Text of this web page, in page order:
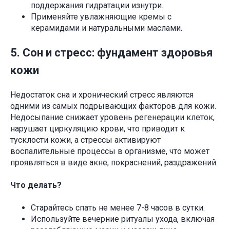
поддержания гидратации изнутри.
Применяйте увлажняющие кремы с
керамидами и натуральными маслами.
5. Сон и стресс: фундамент здоровья
кожи
Недостаток сна и хронический стресс являются
одними из самых подрывающих факторов для кожи.
Недосыпание снижает уровень регенерации клеток,
нарушает циркуляцию крови, что приводит к
тусклости кожи, а стрессы активируют
воспалительные процессы в организме, что может
проявляться в виде акне, покраснений, раздражений.
Что делать?
Старайтесь спать не менее 7-8 часов в сутки.
Используйте вечерние ритуалы ухода, включая